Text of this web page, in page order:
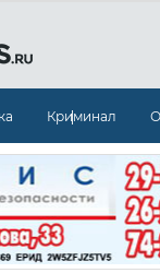
Криминал